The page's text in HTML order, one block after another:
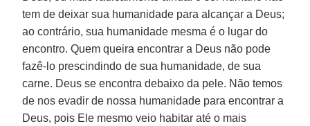
tem de deixar sua humanidade para alcançar a Deus;
ao contrário, sua humanidade mesma é o lugar do
encontro. Quem queira encontrar a Deus não pode
fazê-lo prescindindo de sua humanidade, de sua
carne. Deus se encontra debaixo da pele. Não temos
de nos evadir de nossa humanidade para encontrar a
Deus, pois Ele mesmo veio habitar até o mais